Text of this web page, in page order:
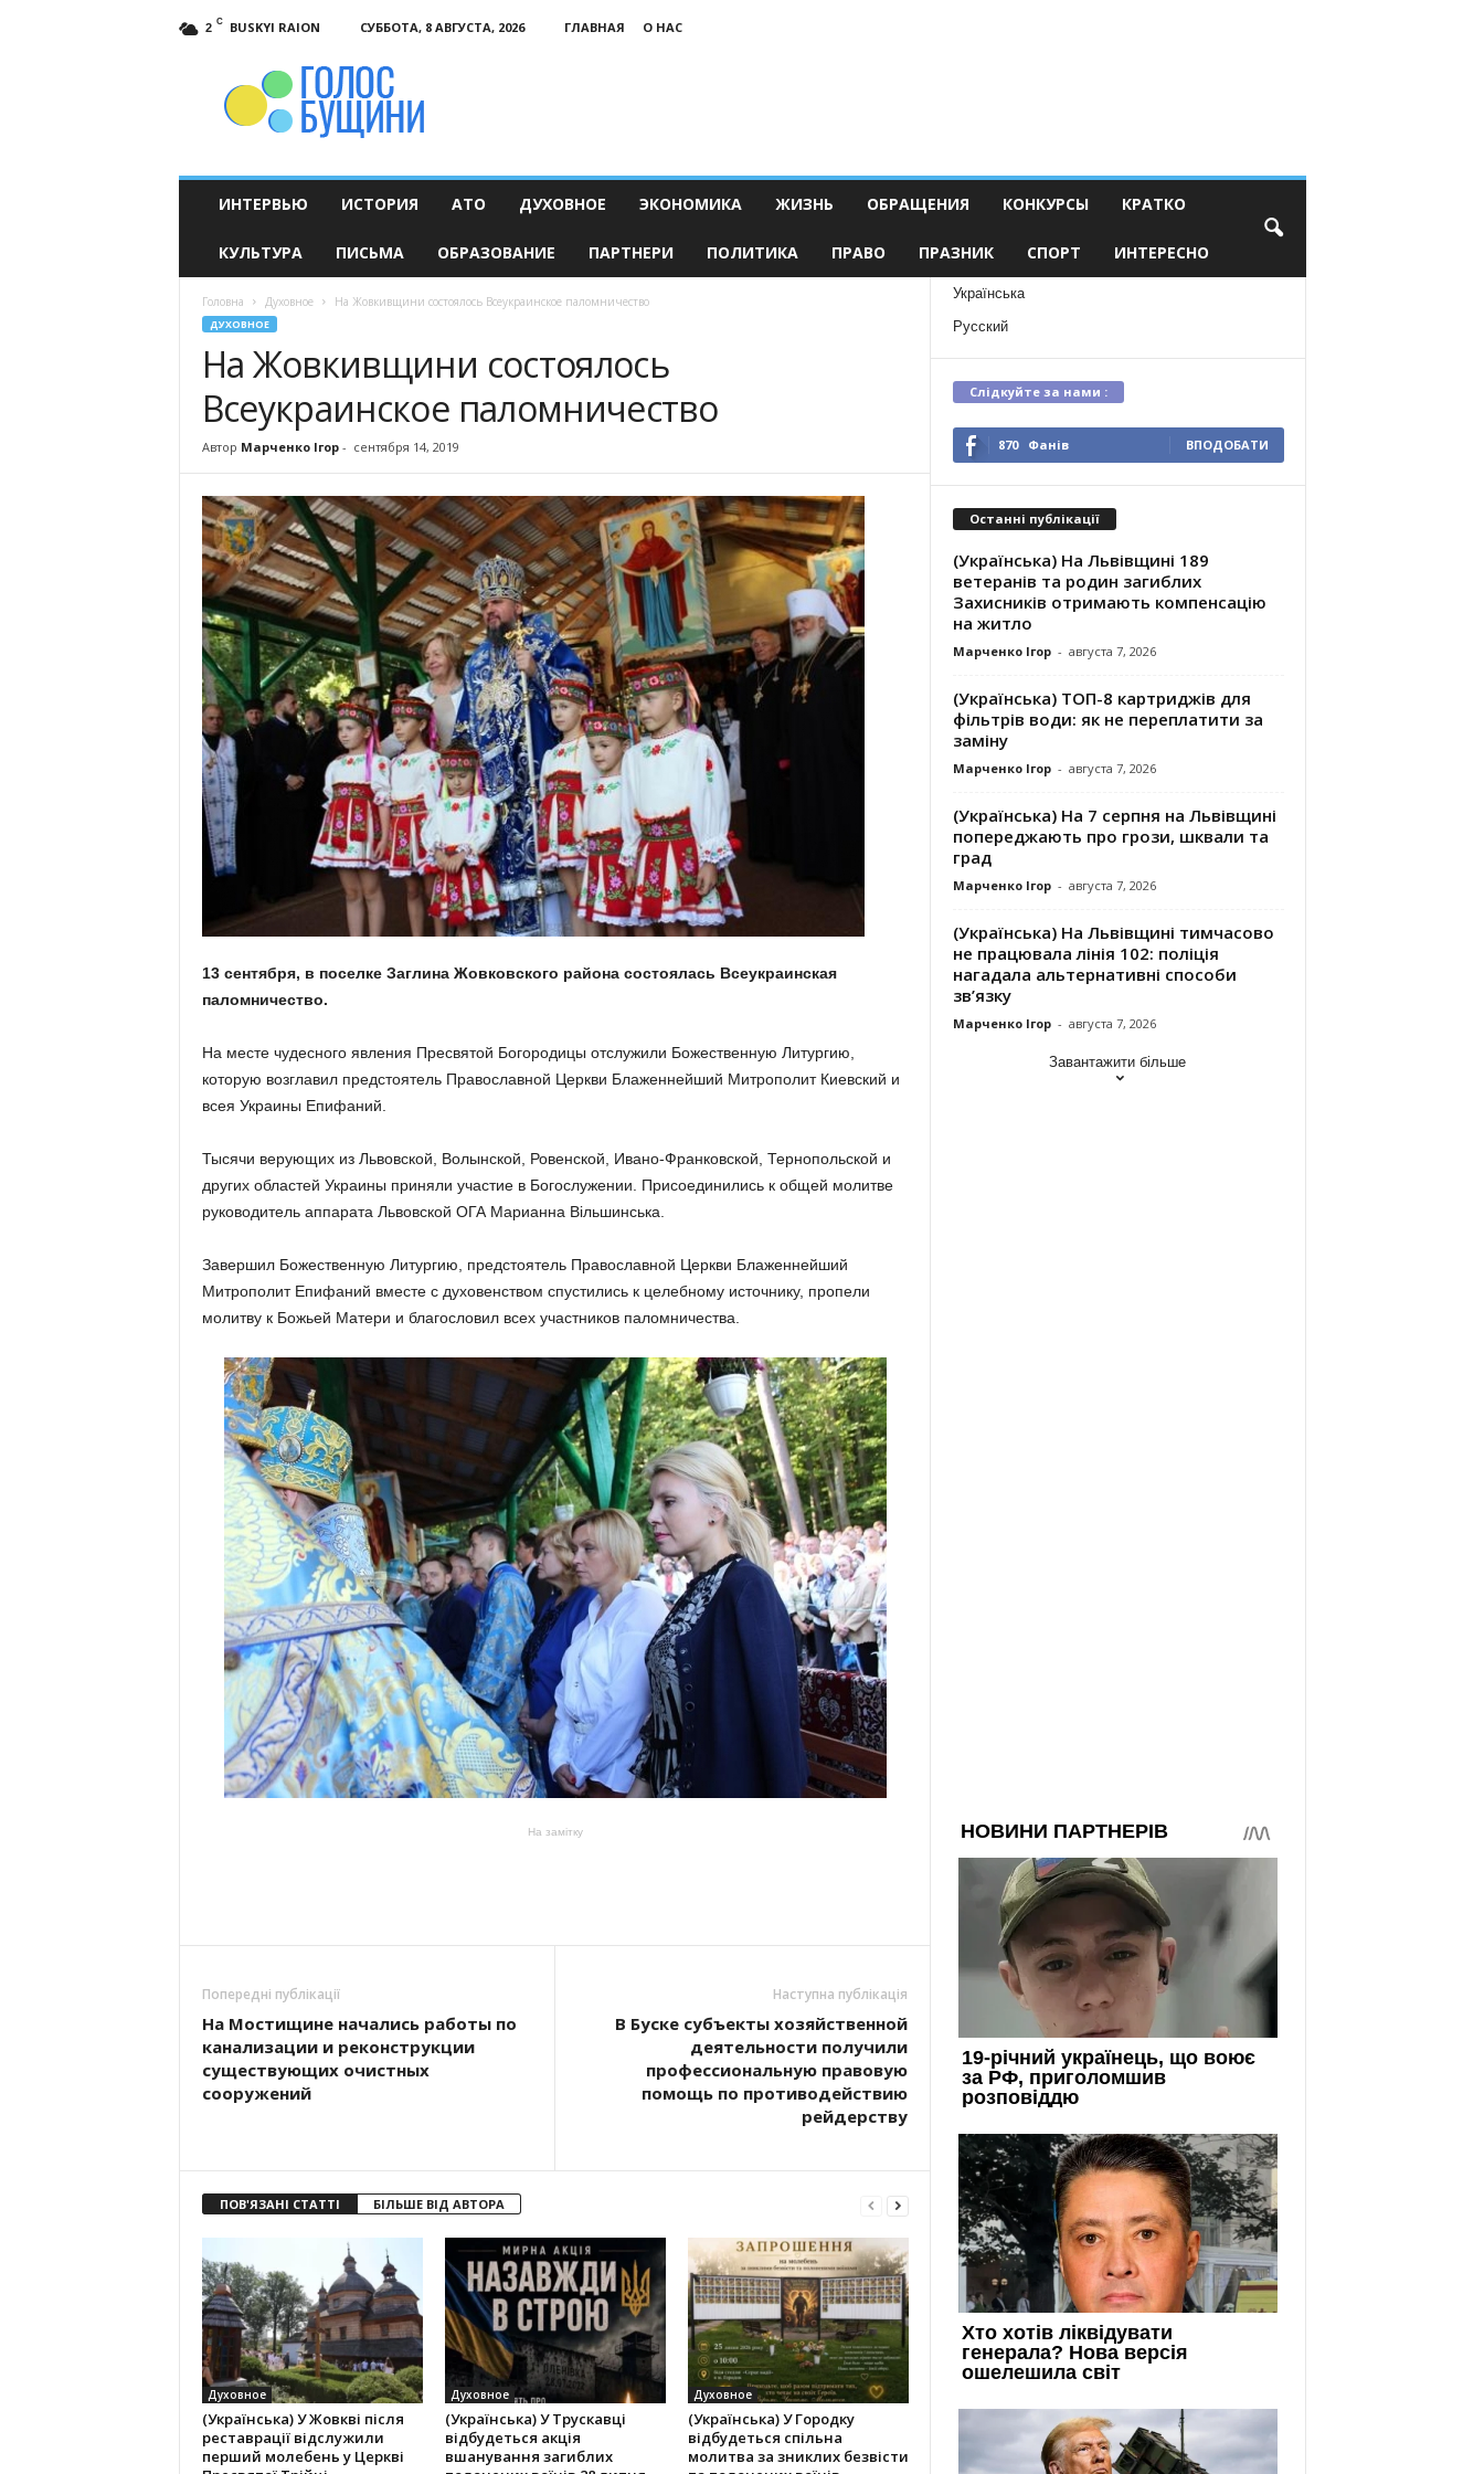
2 C BUSKYI RAION СУББОТА, 8 АВГУСТА, 2026 ГЛАВНАЯ
О НАС
ИНТЕРВЬЮ ИСТОРИЯ АТО ДУХОВНОЕ ЭКОНОМИКА ЖИЗНЬ ОБРАЩЕНИЯ КОНКУРСЫ КРАТКО
КУЛЬТУРА ПИСЬМА ОБРАЗОВАНИЕ ПАРТНЕРИ ПОЛИТИКА ПРАВО ПРАЗНИК СПОРТ ИНТЕРЕСНО
Головна Духовное На Жовкивщини состоялось Всеукраинское паломничество
ДУХОВНОЕ
На Жовкивщини состоялось
Всеукраинское паломничество
Автор Марченко Ігор- сентября 14, 2019
13 сентября, в поселке Заглина Жовковского района состоялась Всеукраинская
паломничество.
На месте чудесного явления Пресвятой Богородицы отслужили Божественную Литургию,
которую возглавил предстоятель Православной Церкви Блаженнейший Митрополит Киевский и
всея Украины Епифаний.
Тысячи верующих из Львовской, Волынской, Ровенской, Ивано-Франковской, Тернопольской и
других областей Украины приняли участие в Богослужении. Присоединились к общей молитве
руководитель аппарата Львовской ОГА Марианна Вільшинська.
Завершил Божественную Литургию, предстоятель Православной Церкви Блаженнейший
Митрополит Епифаний вместе с духовенством спустились к целебному источнику, пропели
молитву к Божьей Матери и благословил всех участников паломничества.
На замітку
Попередні публікації
На Мостищине начались работы по
канализации и реконструкции
существующих очистных
сооружений
Наступна публікація
В Буске субъекты хозяйственной
деятельности получили
профессиональную правовую
помощь по противодействию
рейдерству
ПОВ'ЯЗАНІ СТАТТІ БІЛЬШЕ ВІД АВТОРА
Духовное
(Українська) У Жовкві після
реставрації відслужили
перший молебень у Церкві
Духовное
(Українська) У Трускавці
відбудеться акція
вшанування загиблих
Духовное
(Українська) У Городку
відбудеться спільна
молитва за зниклих безвісти
Українська
Русский
Слідкуйте за нами :
870 Фанів ВПОДОБАТИ
Останні публікації
(Українська) На Львівщині 189
ветеранів та родин загиблих
Захисників отримають компенсацію
на житло
Марченко Ігор - августа 7, 2026
(Українська) ТОП-8 картриджів для
фільтрів води: як не переплатити за
заміну
Марченко Ігор - августа 7, 2026
(Українська) На 7 серпня на Львівщині
попереджають про грози, шквали та
град
Марченко Ігор - августа 7, 2026
(Українська) На Львівщині тимчасово
не працювала лінія 102: поліція
нагадала альтернативні способи
зв’язку
Марченко Ігор - августа 7, 2026
Завантажити більше